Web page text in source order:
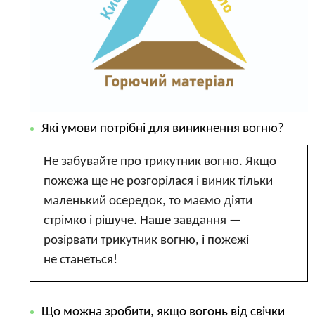
Які умови потрібні для виникнення вогню?
Не забувайте про трикутник вогню. Якщо
пожежа ще не розгорілася і виник тільки
маленький осередок, то маємо діяти
стрімко і рішуче. Наше завдання —
розірвати трикутник вогню, і пожежі
не станеться!
Що можна зробити, якщо вогонь від свічки